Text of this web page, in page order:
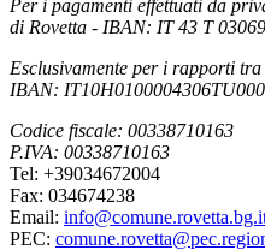
Per i pagamenti effettuati da
di Rovetta - IBAN: IT 43 T
Esclusivamente per i rapporti
IBAN:
Codice fiscale: 00338710163
P.IVA: 00338710163
Tel: +39034672004
Fax: 034674238
Email:
PEC: